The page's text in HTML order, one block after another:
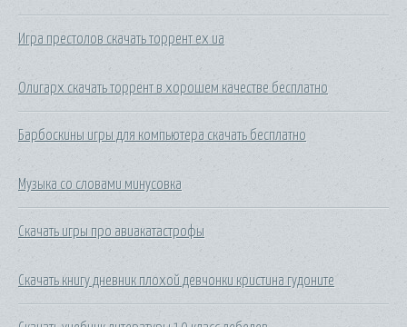
Игра престолов скачать торрент ех ua
Олигарх скачать торрент в хорошем качестве бесплатно
Барбоскины игры для компьютера скачать бесплатно
Музыка со словами минусовка
Скачать игры про авиакатастрофы
Скачать книгу дневник плохой девчонки кристина гудоните